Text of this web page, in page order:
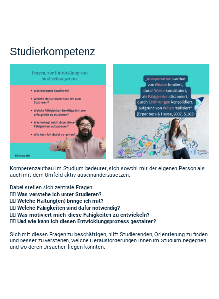
Studierkompetenz
Kompetenzaufbau im Studium bedeutet, sich sowohl mit der eigenen Person als
auch mit dem Umfeld aktiv auseinanderzusetzen.
Dabei stellen sich zentrale Fragen:
👉🏻 Was verstehe ich unter Studieren?
👉🏻 Welche Haltung(en) bringe ich mit?
👉🏻 Welche Fähigkeiten sind dafür notwendig?
👉🏻 Was motiviert mich, diese Fähigkeiten zu entwickeln?
👉🏻 Und wie kann ich diesen Entwicklungsprozess gestalten?
Sich mit diesen Fragen zu beschäftigen, hilft Studierenden, Orientierung zu finden
und besser zu verstehen, welche Herausforderungen ihnen im Studium begegnen
und wo deren Ursachen liegen könnten.